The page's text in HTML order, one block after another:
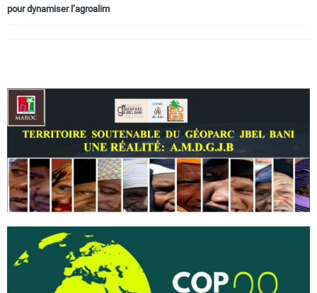
pour dynamiser l’agroalim